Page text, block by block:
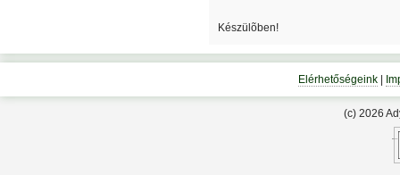
Készülõben!
Elérhetőségeink|
(c) 2026